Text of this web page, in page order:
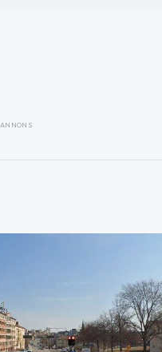
ANNONS